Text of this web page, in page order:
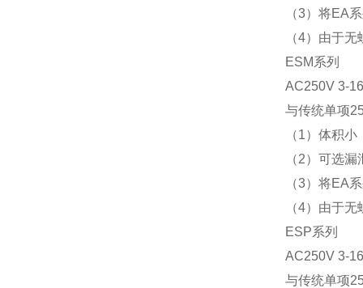
（3）将EA
（4）由于
ESM系列
AC250V 3-
与传统单项
（1）体积小
（2）可选漏
（3）将EA
（4）由于
ESP系列
AC250V 3-
与传统单项